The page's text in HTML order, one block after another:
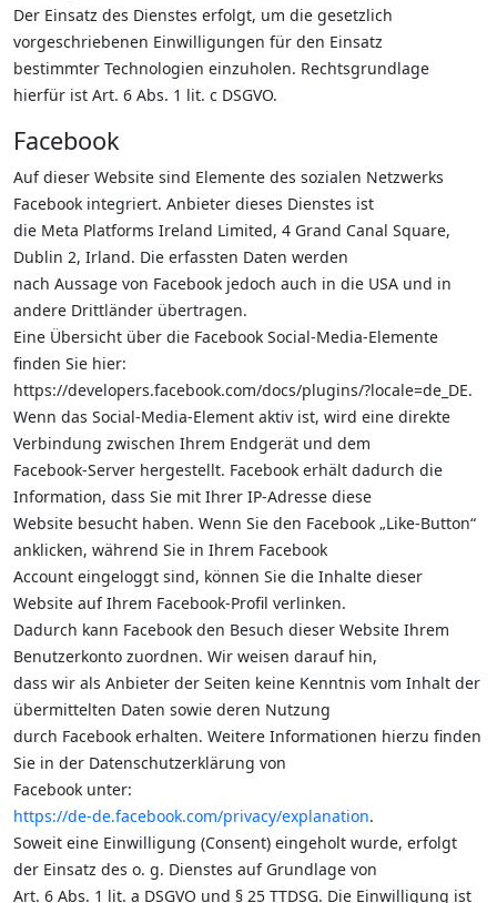
Der Einsatz des Dienstes erfolgt, um die gesetzlich
vorgeschriebenen Einwilligungen für den Einsatz
bestimmter Technologien einzuholen. Rechtsgrundlage
hierfür ist Art. 6 Abs. 1 lit. c DSGVO.
Facebook
Auf dieser Website sind Elemente des sozialen Netzwerks
Facebook integriert. Anbieter dieses Dienstes ist
die Meta Platforms Ireland Limited, 4 Grand Canal Square,
Dublin 2, Irland. Die erfassten Daten werden
nach Aussage von Facebook jedoch auch in die USA und in
andere Drittländer übertragen.
Eine Übersicht über die Facebook Social-Media-Elemente
finden Sie hier:
https://developers.facebook.com/docs/plugins/?locale=de_DE.
Wenn das Social-Media-Element aktiv ist, wird eine direkte
Verbindung zwischen Ihrem Endgerät und dem
Facebook-Server hergestellt. Facebook erhält dadurch die
Information, dass Sie mit Ihrer IP-Adresse diese
Website besucht haben. Wenn Sie den Facebook „Like-Button“
anklicken, während Sie in Ihrem Facebook
Account eingeloggt sind, können Sie die Inhalte dieser
Website auf Ihrem Facebook-Profil verlinken.
Dadurch kann Facebook den Besuch dieser Website Ihrem
Benutzerkonto zuordnen. Wir weisen darauf hin,
dass wir als Anbieter der Seiten keine Kenntnis vom Inhalt der
übermittelten Daten sowie deren Nutzung
durch Facebook erhalten. Weitere Informationen hierzu finden
Sie in der Datenschutzerklärung von
Facebook unter:
https://de-de.facebook.com/privacy/explanation.
Soweit eine Einwilligung (Consent) eingeholt wurde, erfolgt
der Einsatz des o. g. Dienstes auf Grundlage von
Art. 6 Abs. 1 lit. a DSGVO und § 25 TTDSG. Die Einwilligung ist